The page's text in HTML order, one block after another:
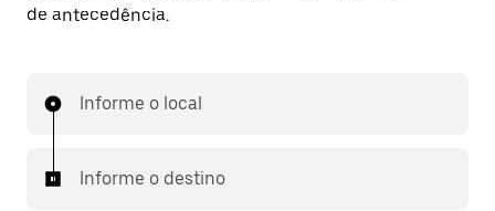
de antecedência.
Informe o local
Informe o destino